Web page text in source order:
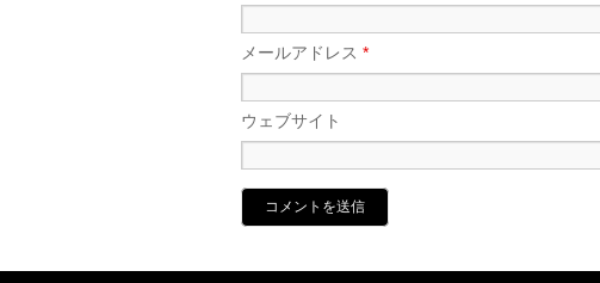
メールアドレス *
ウェブサイト